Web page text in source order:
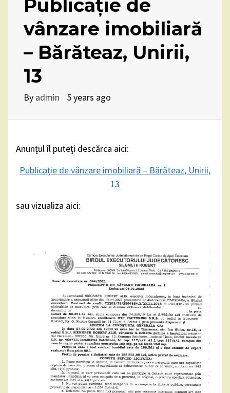
Publicație de
vânzare imobiliară
– Bărăteaz, Unirii,
13
By admin 5 years ago
Anunțul îl puteți descărca aici:
Publicație de vânzare imobiliară – Bărăteaz, Unirii,
13
sau vizualiza aici: